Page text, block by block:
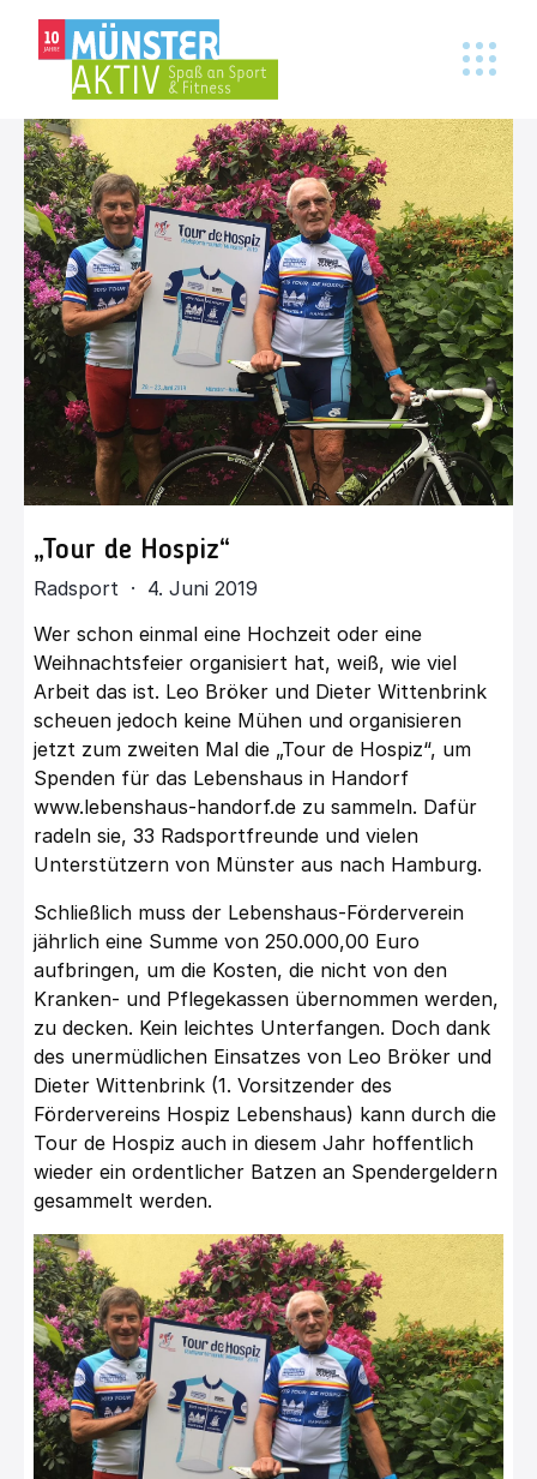
„Tour de Hospiz“
Radsport · 4. Juni 2019
Wer schon einmal eine Hochzeit oder eine
Weihnachtsfeier organisiert hat, weiß, wie viel
Arbeit das ist. Leo Bröker und Dieter Wittenbrink
scheuen jedoch keine Mühen und organisieren
jetzt zum zweiten Mal die „Tour de Hospiz“, um
Spenden für das Lebenshaus in Handorf
www.lebenshaus-handorf.de zu sammeln. Dafür
radeln sie, 33 Radsportfreunde und vielen
Unterstützern von Münster aus nach Hamburg.
Schließlich muss der Lebenshaus-Förderverein
jährlich eine Summe von 250.000,00 Euro
aufbringen, um die Kosten, die nicht von den
Kranken- und Pflegekassen übernommen werden,
zu decken. Kein leichtes Unterfangen. Doch dank
des unermüdlichen Einsatzes von Leo Bröker und
Dieter Wittenbrink (1. Vorsitzender des
Fördervereins Hospiz Lebenshaus) kann durch die
Tour de Hospiz auch in diesem Jahr hoffentlich
wieder ein ordentlicher Batzen an Spendergeldern
gesammelt werden.